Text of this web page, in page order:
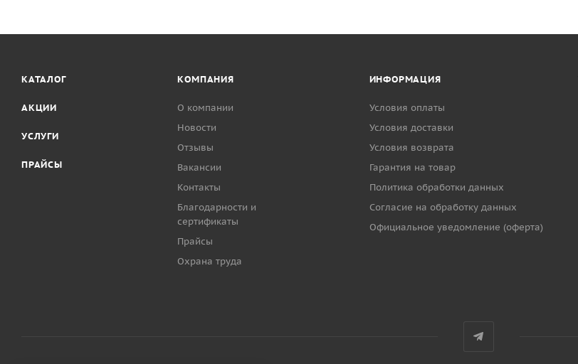
КАТАЛОГ
АКЦИИ
УСЛУГИ
ПРАЙСЫ
КОМПАНИЯ
О компании
Новости
Отзывы
Вакансии
Контакты
Благодарности и
сертификаты
Прайсы
Охрана труда
ИНФОРМАЦИЯ
Условия оплаты
Условия доставки
Условия возврата
Гарантия на товар
Политика обработки данных
Согласие на обработку данных
Официальное уведомление (оферта)